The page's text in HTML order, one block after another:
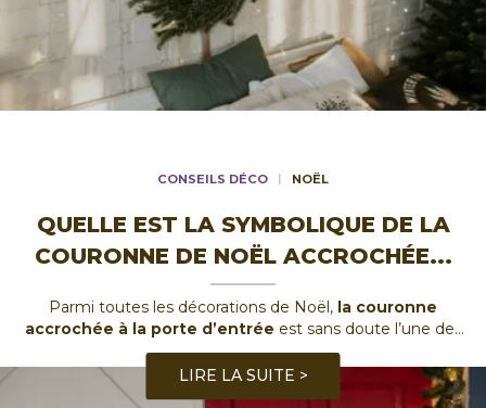
CONSEILS DÉCO NOËL
QUELLE EST LA SYMBOLIQUE DE LA
COURONNE DE NOËL ACCROCHÉE...
Parmi toutes les décorations de Noël, la couronne
accrochée à la porte d’entrée est sans doute l’une des
plus emblématiques. Ce simple cercle orné de végétaux,
de rubans et parfois de lumières, symbolise...
LIRE LA SUITE >